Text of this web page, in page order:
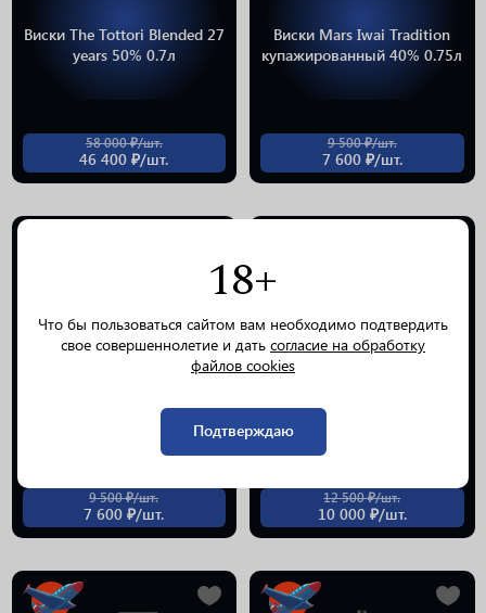
18+
Что бы пользоваться сайтом вам необходимо подтвердить
свое совершеннолетие и дать согласие на обработку
файлов cookies
Подтверждаю
Виски The Tottori Blended 27
years 50% 0.7л
58 000 ₽/шт.
46 400 ₽/шт.
Виски Mars Iwai Tradition
купажированный 40% 0.75л
9 500 ₽/шт.
7 600 ₽/шт.
9 500 ₽/шт.
7 600 ₽/шт.
Blended Malt 43% 0.7л
12 500 ₽/шт.
10 000 ₽/шт.